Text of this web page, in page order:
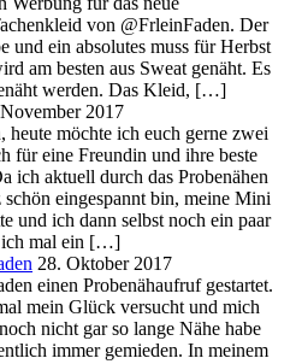
von @FrleinFaden. Der
und ein absolutes muss für Herbst
am besten aus Sweat genäht. Es
werden. Das Kleid, […]
2017
möchte ich euch gerne zwei
für eine Freundin und ihre beste
ich aktuell durch das Probenähen
schön eingespannt bin, meine Mini
und ich dann selbst noch ein paar
ich mal ein […]
28. Oktober 2017
einen Probenähaufruf gestartet.
mein Glück versucht und mich
nicht gar so lange Nähe habe
immer gemieden. In meinem